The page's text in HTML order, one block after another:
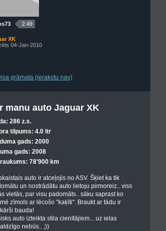
2.49
XK
04-Jan-2010
grāmata (ierakstu nav)
manu auto Jaguar XK
286 z.s.
tilpums: 4.0 ltr
gads: 2000
gads: 2008
78'900 km
auto ir atceļojis no ASV. Šķiet ka tik
un nostrādātu auto lietoju pirmoreiz.. viss
vietās, par visu padomāts.. sāku saprast ko
zīmols ar lēcošo "kaķīti". Braukt ar tādu ir
bauda!
auto izteikta stila cienītājiem... uz ielas
nebūs.. ;))